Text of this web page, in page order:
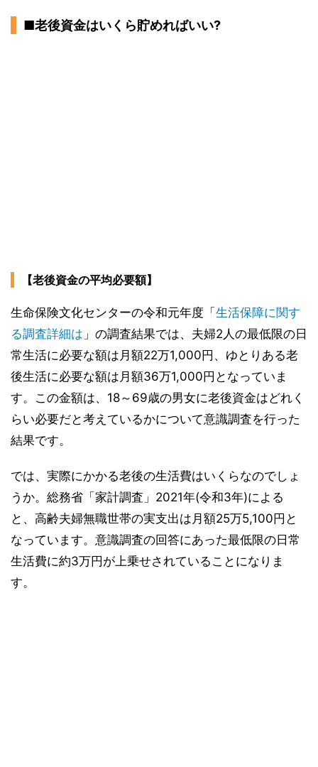
■老後資金はいくら貯めればいい?
【老後資金の平均必要額】
生命保険文化センターの令和元年度「生活保障に関す
る調査詳細は 」の調査結果では、夫婦2人の最低限の日
常生活に必要な額は月額22万1,000円、ゆとりある老
後生活に必要な額は月額36万1,000円となっていま
す。この金額は、18～69歳の男女に老後資金はどれく
らい必要だと考えているかについて意識調査を行った
結果です。
では、実際にかかる老後の生活費はいくらなのでしょ
うか。総務省「家計調査」2021年(令和3年)による
と、高齢夫婦無職世帯の実支出は月額25万5,100円と
なっています。意識調査の回答にあった最低限の日常
生活費に約3万円が上乗せされていることになりま
す。